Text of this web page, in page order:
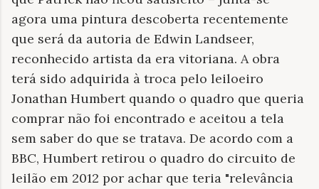
agora uma pintura descoberta recentemente
que será da autoria de Edwin Landseer,
reconhecido artista da era vitoriana. A obra
terá sido adquirida à troca pelo leiloeiro
Jonathan Humbert quando o quadro que queria
comprar não foi encontrado e aceitou a tela
sem saber do que se tratava. De acordo com a
BBC, Humbert retirou o quadro do circuito de
leilão em 2012 por achar que teria "relevância